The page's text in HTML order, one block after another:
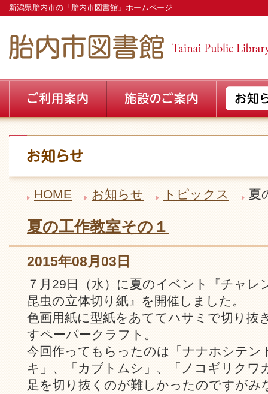
新潟県胎内市の「胎内市図書館」ホームページ
HOME お知らせ トピックス 夏
夏の工作教室その１
2015年08月03日
７月29日（水）に夏のイベント『チャ
昆虫の立体切り紙』を開催しました。
色画用紙に型紙をあててハサミで切り抜
すペーパークラフト。
今回作ってもらったのは「ナナホシテン
キ」、「カブトムシ」、「ノコギリクワ
足を切り抜くのが難しかったのですがみ